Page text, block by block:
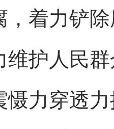
，着力铲
维护人民
慑力穿透